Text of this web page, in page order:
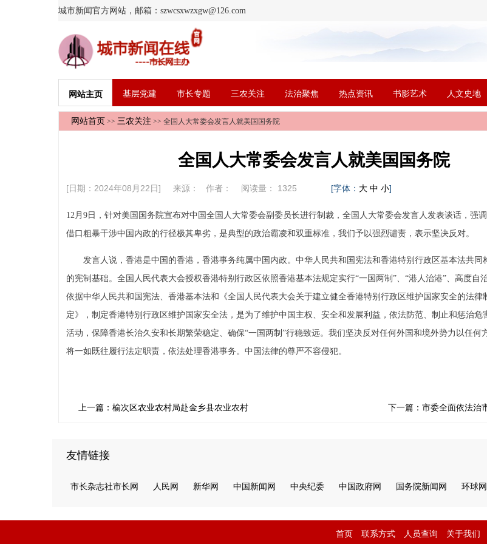
城市新闻官方网站，邮箱：szwcsxwzxgw@126.com
网站主页 基层党建 市长专题 三农关注 法治聚焦 热点资讯 书影艺术 人文史地
网站首页 >> 三农关注 >> 全国人大常委会发言人就美国国务院
全国人大常委会发言人就美国国务院
[日期：2024年08月22日] 来源： 作者： 阅读量： 1325 [字体： 大 中 小]
12月9日，针对美国国务院宣布对中国全国人大常委会副委员长进行制裁，全国人大常委会发言人发表谈话，强
借口粗暴干涉中国内政的行径极其卑劣，是典型的政治霸凌和双重标准，我们予以强烈谴责，表示坚决反对。
发言人说，香港是中国的香港，香港事务纯属中国内政。中华人民共和国宪法和香港特别行政区基本法共同
的宪制基础。全国人民代表大会授权香港特别行政区依照香港基本法规定实行“一国两制”、“港人治港”、高度自
依据中华人民共和国宪法、香港基本法和《全国人民代表大会关于建立健全香港特别行政区维护国家安全的法律
定》，制定香港特别行政区维护国家安全法，是为了维护中国主权、安全和发展利益，依法防范、制止和惩治危
活动，保障香港长治久安和长期繁荣稳定、确保“一国两制”行稳致远。我们坚决反对任何外国和境外势力以任何
将一如既往履行法定职责，依法处理香港事务。中国法律的尊严不容侵犯。
上一篇：榆次区农业农村局赴金乡县农业农村 下一篇：市委全面依法治
友情链接
市长杂志社市长网 人民网 新华网 中国新闻网 中央纪委 中国政府网 国务院新闻网 环球网
首页 联系方式 人员查询 关于我们